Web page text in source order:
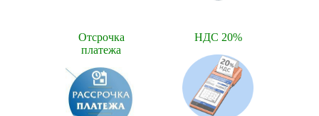
Отсрочка
платежа
НДС 20%